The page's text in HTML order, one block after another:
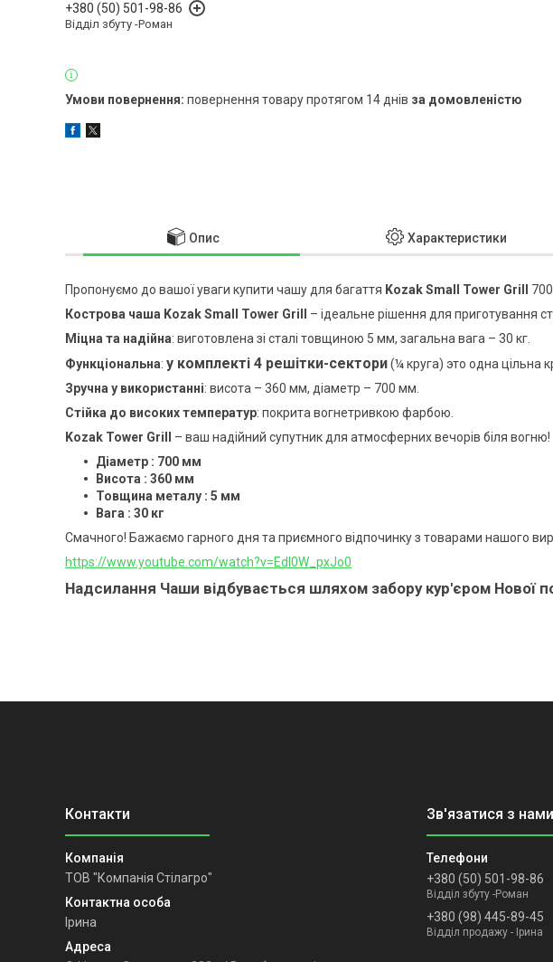
+380 (50) 501-98-86
Відділ збуту -Роман
повернення товару протягом 14 днів за домовленістю
Опис Характеристики
Пропонуємо до вашої уваги купити чашу для багаття Kozak Small Tower Grill
Кострова чаша Kozak Small Tower Grill
– ідеальне рішення для приготування
Міцна та надійна: виготовлена зі сталі товщиною 5 мм, загальна вага – 30 кг.
Функціональна: у комплекті 4 решітки-сектори(¼ круга) это одна цільна
Зручна у використанні: висота – 360 мм, діаметр – 700 мм.
Стійка до високих температур: покрита вогнетривкою фарбою.
Kozak Tower Grill
– ваш надійний супутник для атмосферних вечорів біля вогню!
Діаметр : 700 мм
Висота : 360 мм
Товщина металу : 5 мм
Вага : 30 кг
Смачного! Бажаємо гарного дня та приємного відпочинку з товарами нашого
https://www.youtube.com/watch?v=EdI0W_pxJo0
Надсилання Чаши відбувається шляхом забору кур'єром Нової
ТОВ "Компанія Стілагро"
Ірина
+380 (50) 501-98-86
Відділ збуту -Роман
+380 (98) 445-89-45
Відділ продажу - Ірина